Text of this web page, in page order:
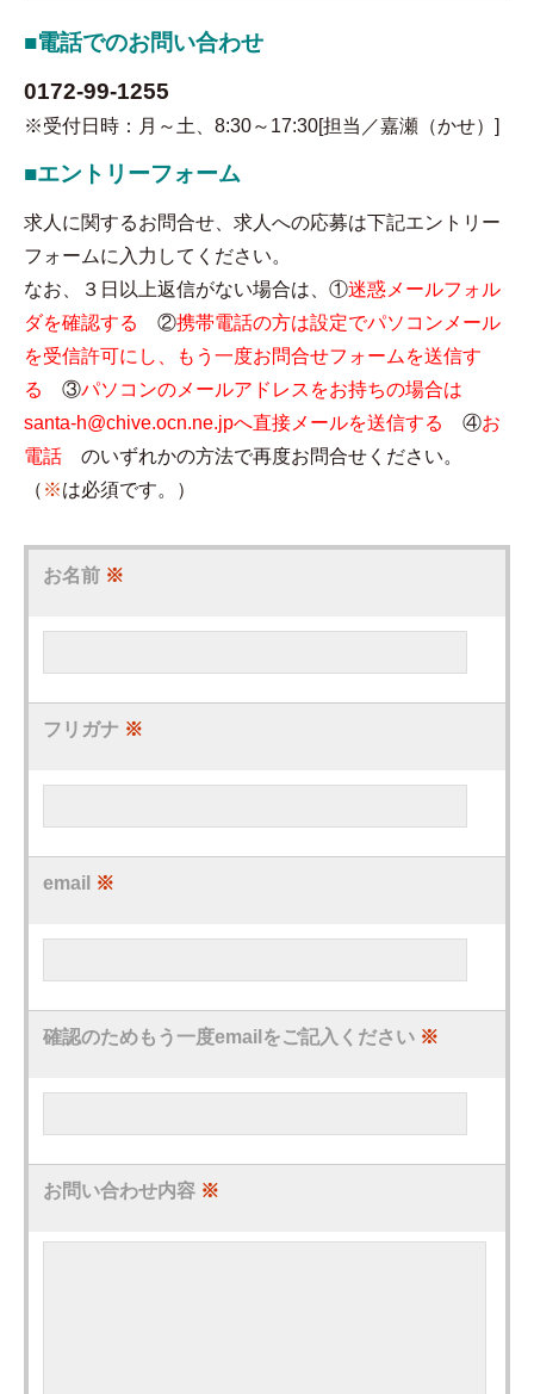
■電話でのお問い合わせ
0172-99-1255
※受付日時：月～土、8:30～17:30[担当／嘉瀬（かせ）]
■エントリーフォーム
求人に関するお問合せ、求人への応募は下記エントリー
フォームに入力してください。
なお、３日以上返信がない場合は、①迷惑メールフォル
ダを確認する
②携帯電話の方は設定でパソコンメール
を受信許可にし、もう一度お問合せフォームを送信す
る
③パソコンのメールアドレスをお持ちの場合は
santa-h@chive.ocn.ne.jpへ直接メールを送信する
④お
電話 のいずれかの方法で再度お問合せください。
（ ※は必須です。）
お名前 ※
フリガナ ※
email ※
確認のためもう一度emailをご記入ください ※
お問い合わせ内容 ※